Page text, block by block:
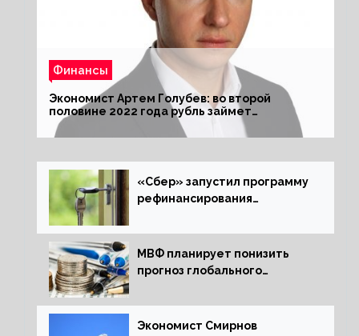
Финансы
Экономист Артем Голубев: во второй
половине 2022 года рубль займет
комфортный курс
«Сбер» запустил программу
рефинансирования
МВФ планирует понизить
прогноз глобального
следующем отчете
Экономист Смирнов